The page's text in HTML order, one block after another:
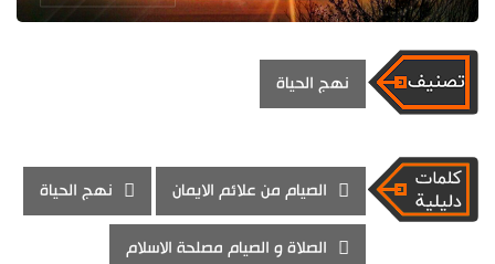
نهج الحياة
الصيام من علائم الايمان نهج الحياة
الصلاة و الصيام مصلحة الاسلام